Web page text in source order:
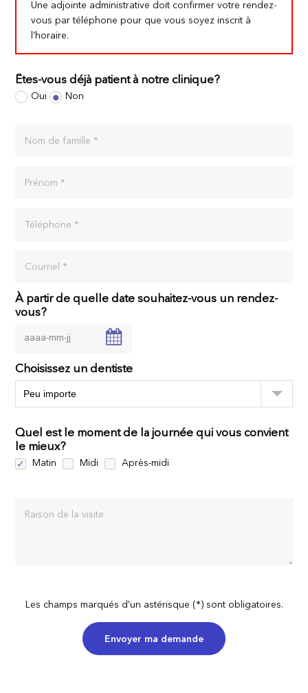
Une adjointe administrative doit confirmer votre rendez-
vous par téléphone pour que vous soyez inscrit à
l’horaire.
Êtes-vous déjà patient à notre clinique?
Oui Non
Nom de famille *
Prénom *
Téléphone *
Courriel *
À partir de quelle date souhaitez-vous un rendez-
vous?
Choisissez un dentiste
Quel est le moment de la journée qui vous convient
le mieux?
Matin Midi Après-midi
Raison de la visite
Les champs marqués d'un astérisque (*) sont obligatoires.
Envoyer ma demande